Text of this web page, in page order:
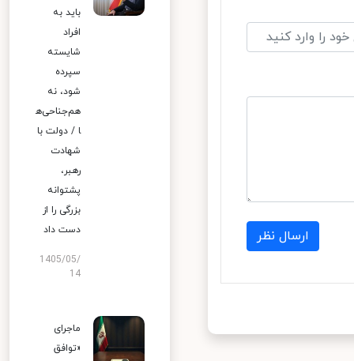
ارسال نظر
باید به
افراد
شایسته
سپرده
شود، نه
هم‌جناحی‌ه
ا / دولت با
شهادت
رهبر،
پشتوانه
بزرگی را از
دست داد
1405/05/
14
ماجرای
«توافق